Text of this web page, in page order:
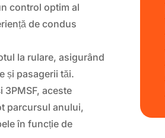
control optim al
de condus
la rulare, asigurând
și pasagerii tăi.
3PMSF, aceste
parcursul anului,
în funcție de